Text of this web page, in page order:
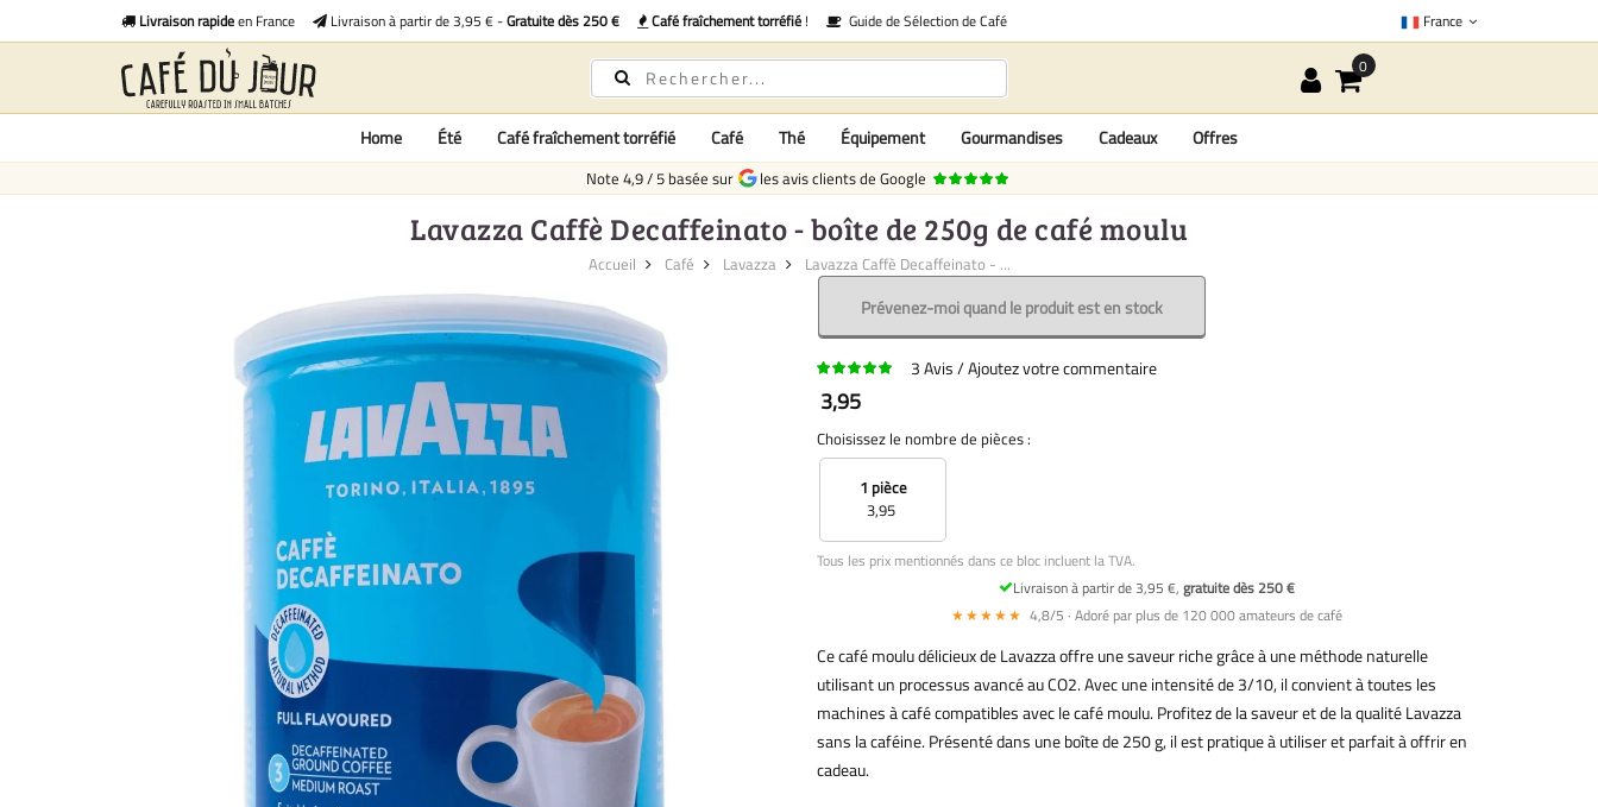
Livraison rapideen France Livraison à partir de 3,95 € -Gratuite dès 250 € Café fraîchement torréfié ! Guide de Sélection de Café France
Home Été Café fraîchement torréfié Café Thé Équipement Gourmandises Cadeaux Offres
Note 4,9/5 basée sur les avis clients de Google
Lavazza Caffè Decaffeinato - boîte de 250g de café moulu
Accueil Café Lavazza Lavazza Caffè Decaffeinato - ...
Prévenez-moi quand le produit est en stock
3Avis Ajoutez votre commentaire
3,95
Choisissez le nombre de pièces :
1 pièce
3,95
Tous les prix mentionnés dans ce bloc incluent la TVA.
Livraison à partir de 3,95 €, gratuite dès 250 €
★★★★★ 4,8/5 · Adoré par plus de 120 000 amateurs de café
Ce café moulu délicieux de Lavazza offre une saveur riche grâce à une méthode naturelle
utilisant un processus avancé au CO2. Avec une intensité de 3/10, il convient à toutes les
machines à café compatibles avec le café moulu. Profitez de la saveur et de la qualité Lavazza
sans la caféine. Présenté dans une boîte de 250 g, il est pratique à utiliser et parfait à offrir en
cadeau.